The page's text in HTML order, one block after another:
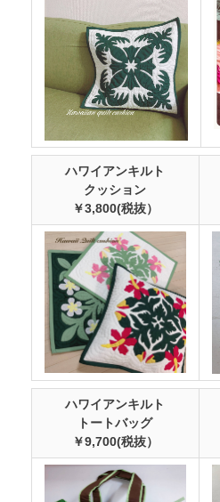
ハワイアンキルト
クッション
￥3,800(税抜）
ハワイアンキルト
トートバッグ
￥9,700(税抜）